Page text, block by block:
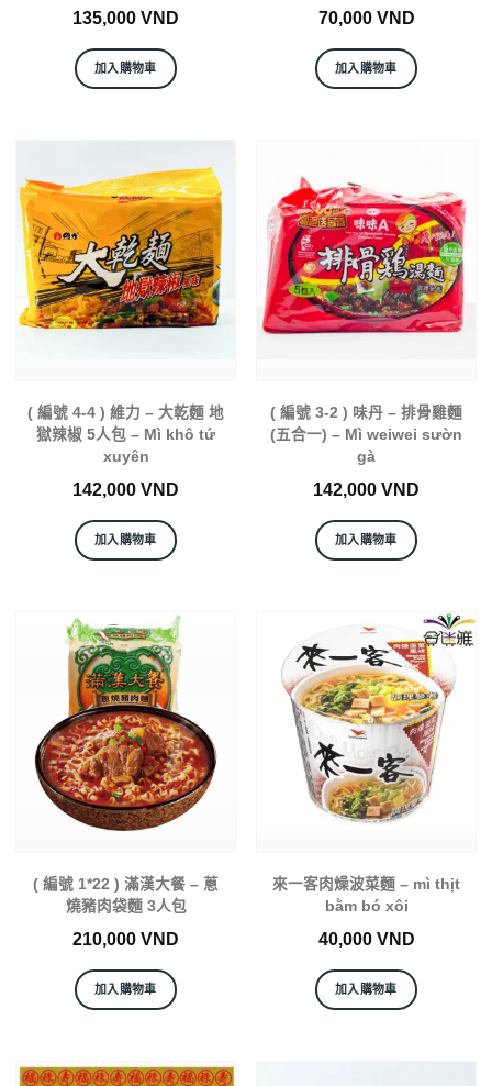
135,000 VND
加入購物車
70,000 VND
加入購物車
( 編號 4-4 ) 維力 – 大乾麵 地
獄辣椒 5人包 – Mì khô tứ
xuyên
142,000 VND
加入購物車
( 編號 3-2 ) 味丹 – 排骨雞麵
(五合一) – Mì weiwei sườn
gà
142,000 VND
加入購物車
( 編號 1*22 ) 滿漢大餐 – 蔥
燒豬肉袋麵 3人包
210,000 VND
加入購物車
來一客肉燥波菜麵 – mì thịt
bằm bó xôi
40,000 VND
加入購物車